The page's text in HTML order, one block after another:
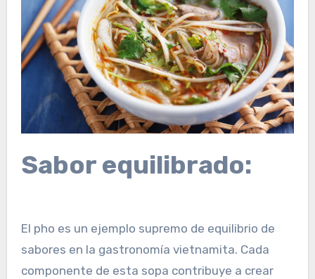
Sabor equilibrado:
El pho es un ejemplo supremo de equilibrio de
sabores en la gastronomía vietnamita. Cada
componente de esta sopa contribuye a crear